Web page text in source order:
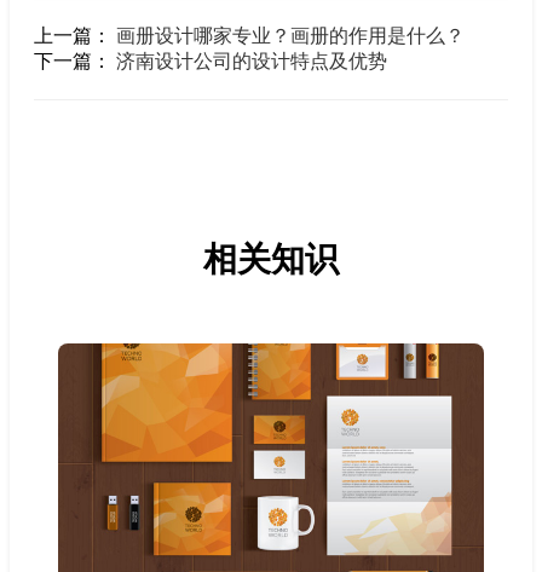
上一篇： 画册设计哪家专业？画册的作用是什么？
下一篇： 济南设计公司的设计特点及优势
相关知识